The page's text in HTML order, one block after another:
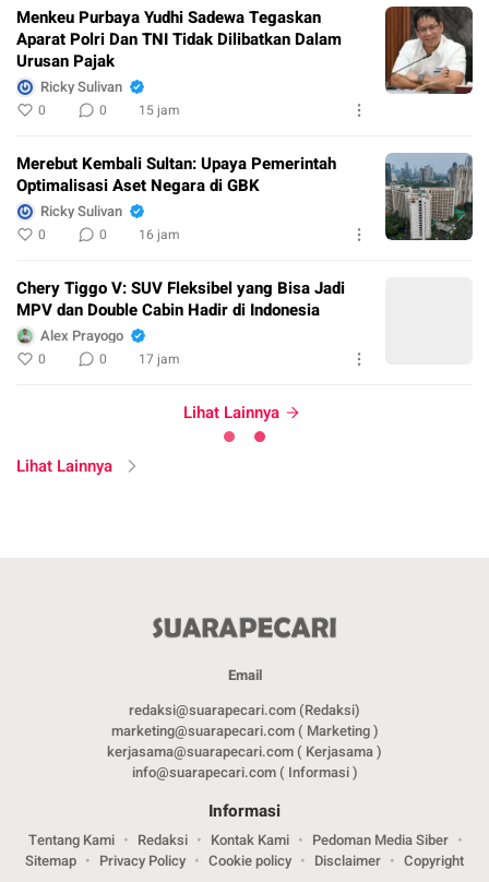
Menkeu Purbaya Yudhi Sadewa Tegaskan
Aparat Polri Dan TNI Tidak Dilibatkan Dalam
Urusan Pajak
Ricky Sulivan
0 0 15 jam
Merebut Kembali Sultan: Upaya Pemerintah
Optimalisasi Aset Negara di GBK
Ricky Sulivan
0 0 16 jam
Chery Tiggo V: SUV Fleksibel yang Bisa Jadi
MPV dan Double Cabin Hadir di Indonesia
Alex Prayogo
0 0 17 jam
Lihat Lainnya
Lihat Lainnya
Email
redaksi@suarapecari.com (Redaksi)
marketing@suarapecari.com ( Marketing )
kerjasama@suarapecari.com ( Kerjasama )
info@suarapecari.com ( Informasi )
Informasi
Tentang Kami Redaksi Kontak Kami
Pedoman Media Siber
Sitemap
Privacy Policy Cookie policy Disclaimer Copyright